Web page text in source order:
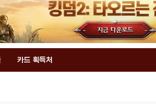
카드 획득처